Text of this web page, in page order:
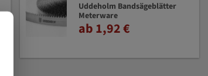
Uddeholm Bandsägeblätter
Meterware
ab 1,92 €